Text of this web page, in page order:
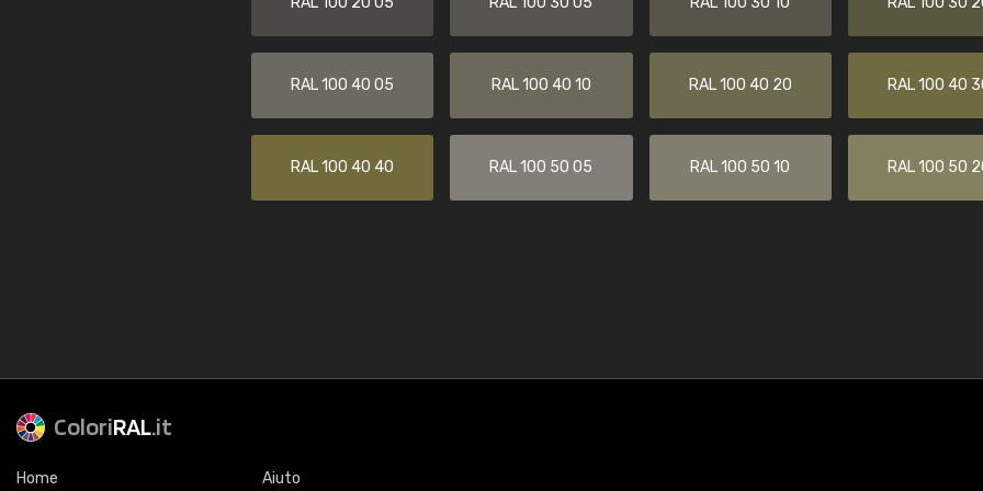
RAL 100 40 05 RAL 100 40 10 RAL 100 40 20 RAL 100 40
RAL 100 40 40 RAL 100 50 05 RAL 100 50 10 RAL 100 50
ColoriRAL.it
Home Aiuto